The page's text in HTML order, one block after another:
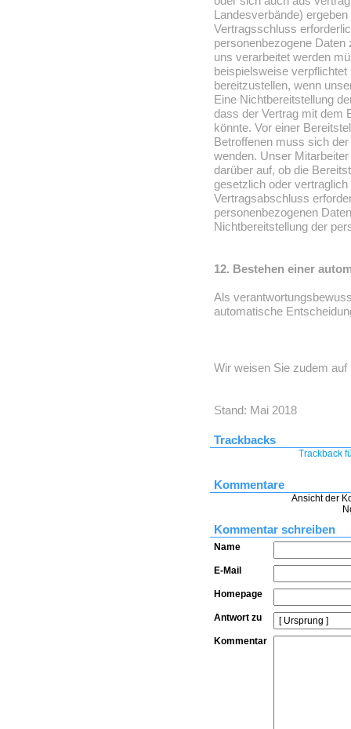
Landesverbände)
Vertragsschluss
personenbezogene Daten
uns verarbeitet werden
beispielsweise
bereitzustellen, wenn
Eine Nichtbereitstellung
dass der Vertrag mit dem
könnte. Vor einer
Betroffenen muss sich
wenden. Unser
darüber auf, ob die
gesetzlich oder
Vertragsabschluss
personenbezogenen
Nichtbereitstellung der
12. Bestehen einer
Als
automatische
Wir weisen Sie zudem
Stand: Mai 2018
Trackbacks
Trackback
Kommentare
Ansicht der
Kommentar schreiben
Name
E-Mail
Homepage
Antwort zu
Kommentar